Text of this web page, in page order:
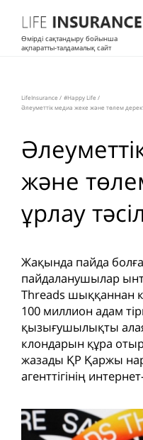
Өмірді сақтандыру бойынша
ақпаратты-талдамалық сайт
LifeInsurance / #Happy Life /
Әлеуметтік медиа жеке және төлем
және
ұрлау
Жақында пайда
пайдаланушылар
Threads шыққаннан
100 миллион адам
қызығушылықты
клондарын құра
жазады ҚР Қаржы
агенттігінің